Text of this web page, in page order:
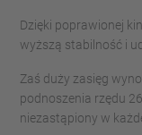
Dzięki poprawionej
wyższą stabilność i
Zaś duży zasięg
podnoszenia rzędu
niezastąpiony w